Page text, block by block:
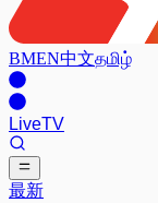
BMEN中文தமிழ்
LiveTV
最新